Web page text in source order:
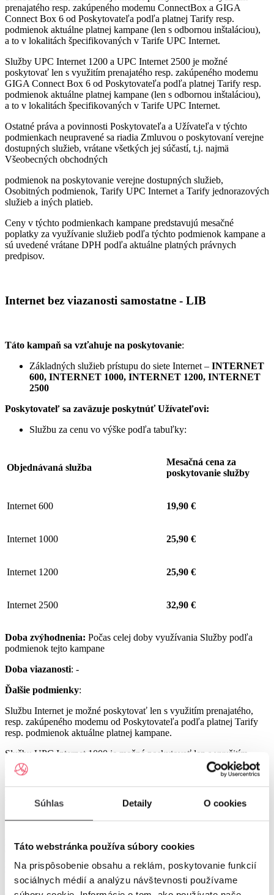
Súhlas Detaily O cookies
Táto webstránka používa súbory cookies
Na prispôsobenie obsahu a reklám, poskytovanie funkcií
sociálnych médií a analýzu návštevnosti používame
prenajatého resp. zakúpeného modemu ConnectBox a GIGA
Connect Box 6 od Poskytovateľa podľa platnej Tarify resp.
podmienok aktuálne platnej kampane (len s odbornou inštaláciou),
a to v lokalitách špecifikovaných v Tarife UPC Internet.
Služby UPC Internet 1200 a UPC Internet 2500 je možné
poskytovať len s využitím prenajatého resp. zakúpeného modemu
GIGA Connect Box 6 od Poskytovateľa podľa platnej Tarify resp.
podmienok aktuálne platnej kampane (len s odbornou inštaláciou),
a to v lokalitách špecifikovaných v Tarife UPC Internet.
Ostatné práva a povinnosti Poskytovateľa a Užívateľa v týchto
podmienkach neupravené sa riadia Zmluvou o poskytovaní verejne
dostupných služieb, vrátane všetkých jej súčastí, t.j. najmä
Všeobecných obchodných
podmienok na poskytovanie verejne dostupných služieb,
Osobitných podmienok, Tarify UPC Internet a Tarify jednorazových
služieb a iných platieb.
Ceny v týchto podmienkach kampane predstavujú mesačné
poplatky za využívanie služieb podľa týchto podmienok kampane a
sú uvedené vrátane DPH podľa aktuálne platných právnych
predpisov.
Internet bez viazanosti samostatne - LIB
Táto kampaň sa vzťahuje na poskytovanie:
Základných služieb prístupu do siete Internet – INTERNET
600, INTERNET 1000, INTERNET 1200, INTERNET
2500
Poskytovateľ sa zaväzuje poskytnúť Užívateľovi:
Službu za cenu vo výške podľa tabuľky:
Objednávaná služba
Mesačná cena za
poskytovanie služby
Internet 600 19,90 €
Internet 1000 25,90 €
Internet 1200 25,90 €
Internet 2500 32,90 €
Doba zvýhodnenia: Počas celej doby využívania Služby podľa
podmienok tejto kampane
Doba viazanosti: -
Ďalšie podmienky:
Službu Internet je možné poskytovať len s využitím prenajatého,
resp. zakúpeného modemu od Poskytovateľa podľa platnej Tarify
resp. podmienok aktuálne platnej kampane.
Službu UPC Internet 1000 je možné poskytovať len s využitím
prenajatého resp. zakúpeného modemu GIGA ConnectBox
alebo GIGA Connect Box 6 (podľa dostupnosti) od Poskytovateľa
podľa platnej Tarify resp. podmienok aktuálne platnej kampane (len
s odbornou inštaláciou), a to v lokalitách špecifikovaných v Tarife
UPC Internet.
poskytovať len s využitím prenajatého resp. zakúpeného modemu
GIGA Connect Box 6 od Poskytovateľa podľa platnej Tarify resp.
podmienok aktuálne platnej kampane (len s odbornou inštaláciou), a
to v lokalitách špecifikovaných v Tarife UPC Internet.